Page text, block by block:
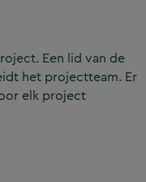
Een lid van de
het projectteam. Er
elk project